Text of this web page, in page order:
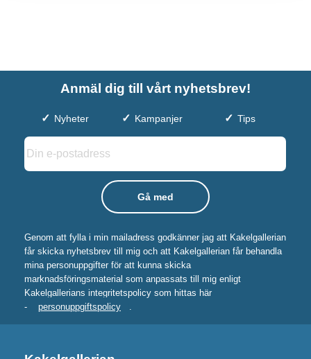
Anmäl dig till vårt nyhetsbrev!
Nyheter Kampanjer Tips
Genom att fylla i min mailadress godkänner jag att Kakelgallerian
får skicka nyhetsbrev till mig och att Kakelgallerian får behandla
mina personuppgifter för att kunna skicka
marknadsföringsmaterial som anpassats till mig enligt
Kakelgallerians integritetspolicy som hittas här
-
personuppgiftspolicy .